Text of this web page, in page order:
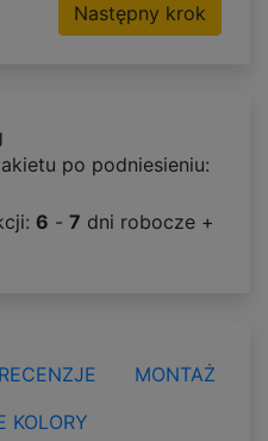
Następny krok
po podniesieniu:
6 - 7 dni robocze +
RECENZJE
MONTAŻ
KOLORY